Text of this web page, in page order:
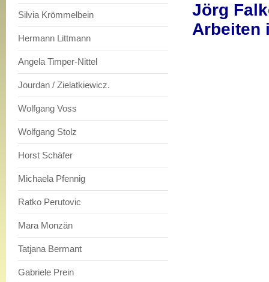
Silvia Krömmelbein
Hermann Littmann
Angela Timper-Nittel
Jourdan / Zielatkiewicz.
Wolfgang Voss
Wolfgang Stolz
Horst Schäfer
Michaela Pfennig
Ratko Perutovic
Mara Monzän
Tatjana Bermant
Gabriele Prein
Jörg
Arbeiten